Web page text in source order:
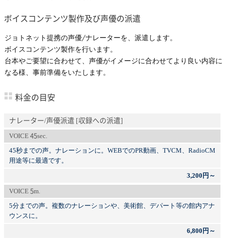
ボイスコンテンツ製作及び声優の派遣
ジョトネット提携の声優/ナレーターを、派遣します。
ボイスコンテンツ製作を行います。
台本やご要望に合わせて、声優がイメージに合わせてより良い内容に
なる様、事前準備をいたします。
料金の目安
ナレーター/声優派遣 [収録への派遣]
VOICE 45sec.
45秒までの声。ナレーションに。WEBでのPR動画、TVCM、RadioCM
用途等に最適です。
3,200円～
VOICE 5m.
5分までの声。複数のナレーションや、美術館、デパート等の館内アナ
ウンスに。
6,800円～